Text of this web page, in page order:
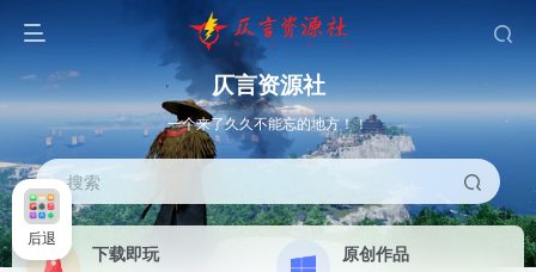
仄言资源社
一个来了久久不能忘的地方！！
搜索
下载即玩 原创作品
后退